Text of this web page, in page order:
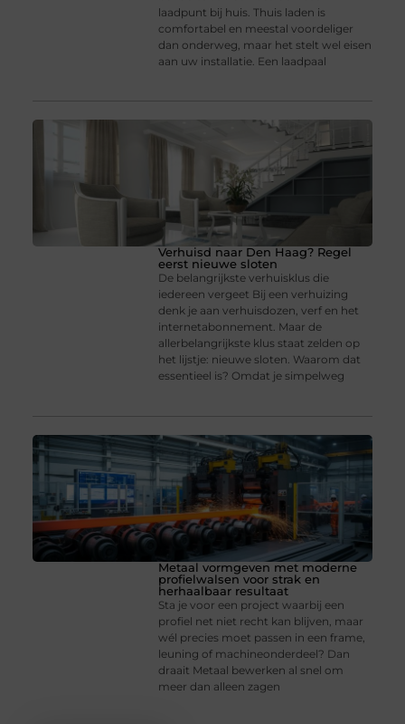
laadpunt bij huis. Thuis laden is
comfortabel en meestal voordeliger
dan onderweg, maar het stelt wel eisen
aan uw installatie. Een laadpaal
Verhuisd naar Den Haag? Regel
eerst nieuwe sloten
De belangrijkste verhuisklus die
iedereen vergeet Bij een verhuizing
denk je aan verhuisdozen, verf en het
internetabonnement. Maar de
allerbelangrijkste klus staat zelden op
het lijstje: nieuwe sloten. Waarom dat
essentieel is? Omdat je simpelweg
Metaal vormgeven met moderne
profielwalsen voor strak en
herhaalbaar resultaat
Sta je voor een project waarbij een
profiel net niet recht kan blijven, maar
wél precies moet passen in een frame,
leuning of machineonderdeel? Dan
draait Metaal bewerken al snel om
meer dan alleen zagen